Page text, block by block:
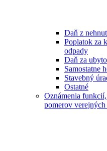
Daň z
Poplatok za
odpady
Daň za
Samostatne
Stavebný
Ostatné
Oznámenia
pomerov